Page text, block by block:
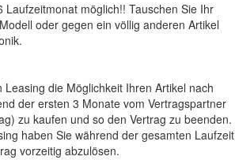
Laufzeitmonat möglich!! Tauschen Sie Ihr
oder gegen ein völlig anderen Artikel
die Möglichkeit Ihren Artikel nach
der ersten 3 Monate vom Vertragspartner
zu kaufen und so den Vertrag zu beenden.
haben Sie während der gesamten Laufzeit
vorzeitig abzulösen.